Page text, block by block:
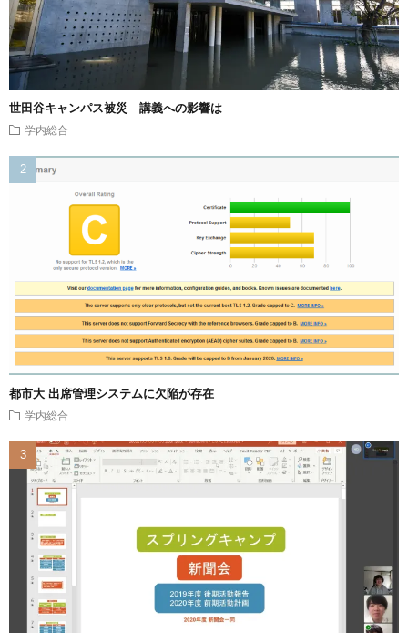
世田谷キャンパス被災 講義への影響は
学内総合
都市大 出席管理システムに欠陥が存在
学内総合